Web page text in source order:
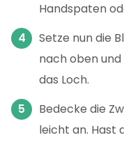
Handspaten
Setze nun die
nach oben
das Loch.
Bedecke die
leicht an. Hast